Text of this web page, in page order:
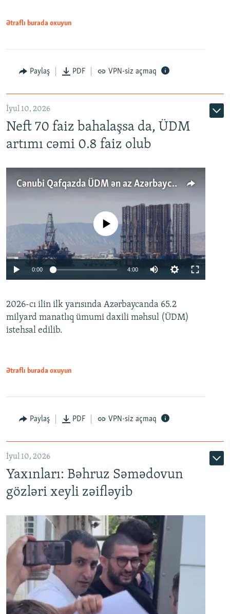
Ətraflı burada oxuyun
Paylaş PDF VPN-siz açmaq
İyul 10, 2026
Neft 70 faiz bahalaşsa da, ÜDM
artımı cəmi 0.8 faiz olub
Cənubi Qafqazda ÜDM ən az Azərbaycanda artır: Qonşuları niyə Bakını qabaqlaya bilir?
Auto 240p 360p 480p
No media source currently available
0:00 4:00
360p
480p
2026-cı ilin ilk yarısında Azərbaycanda 65.2
milyard manatlıq ümumi daxili məhsul (ÜDM)
istehsal edilib.
Ətraflı burada oxuyun
Paylaş PDF VPN-siz açmaq
İyul 10, 2026
Yaxınları: Bəhruz Səmədovun
gözləri xeyli zəifləyib